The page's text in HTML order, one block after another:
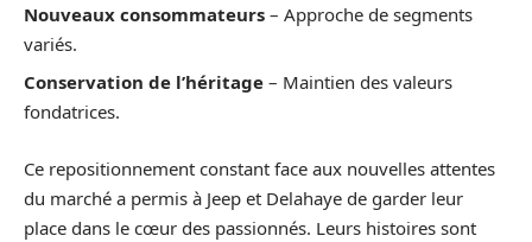
Nouveaux consommateurs – Approche de segments
variés.
Conservation de l’héritage – Maintien des valeurs
fondatrices.
Ce repositionnement constant face aux nouvelles attentes
du marché a permis à Jeep et Delahaye de garder leur
place dans le cœur des passionnés. Leurs histoires sont